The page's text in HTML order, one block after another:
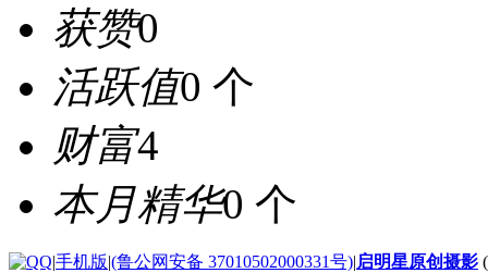
获赞0
活跃值0 个
财富4
本月精华0 个
|手机版|(鲁公网安备 37010502000331号)|启明星原创摄影